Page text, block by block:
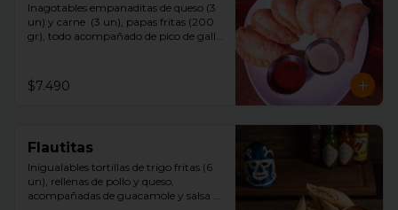
Inagotables empanaditas de queso (3
un) y carne  (3 un), papas fritas (200
gr), todo acompañado de pico de gallo
$7.490
Flautitas
Inigualables tortillas de trigo fritas (6
un), rellenas de pollo y queso,
acompañadas de guacamole y salsa